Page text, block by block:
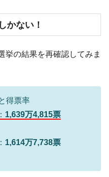
な雇用対策だソレ。
】2026年07月は4,279億ド
明白だ」
じく」投資に不適格な国
金の保有量を増やしま
手段ではないのか？
「1日当たり1,214.4億ド
かない！
挙の結果を再確認してみま
得票率
1,639万4,815票
1,614万7,738票